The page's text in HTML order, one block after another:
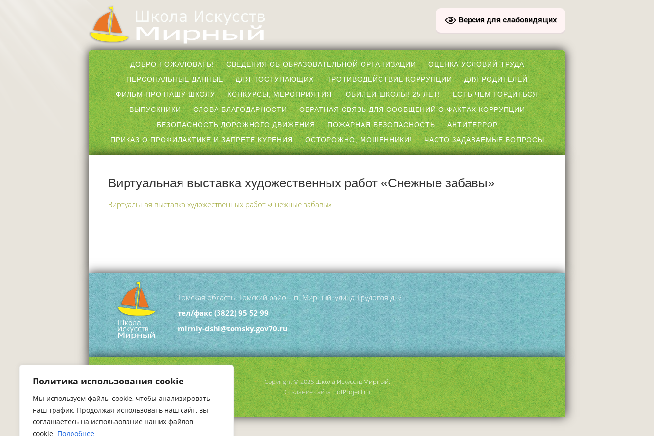
Политика использования cookie
Мы используем файлы cookie, чтобы анализировать
наш трафик. Продолжая использовать наш сайт, вы
соглашаетесь на использование наших файлов
cookie. Подробнее
Версия для слабовидящих
ДОБРО ПОЖАЛОВАТЬ! СВЕДЕНИЯ ОБ ОБРАЗОВАТЕЛЬНОЙ ОРГАНИЗАЦИИ
ОЦЕНКА УСЛОВИЙ ТРУДА
ПЕРСОНАЛЬНЫЕ ДАННЫЕ
ДЛЯ ПОСТУПАЮЩИХ ПРОТИВОДЕЙСТВИЕ КОРРУПЦИИ
ДЛЯ РОДИТЕЛЕЙ
ФИЛЬМ ПРО НАШУ ШКОЛУ
КОНКУРСЫ, МЕРОПРИЯТИЯ ЮБИЛЕЙ ШКОЛЫ! 25 ЛЕТ!
ЕСТЬ ЧЕМ ГОРДИТЬСЯ
ВЫПУСКНИКИ
СЛОВА БЛАГОДАРНОСТИ
ОБРАТНАЯ СВЯЗЬ ДЛЯ СООБЩЕНИЙ О ФАКТАХ КОРРУПЦИИ
БЕЗОПАСНОСТЬ ДОРОЖНОГО ДВИЖЕНИЯ
ПОЖАРНАЯ БЕЗОПАСНОСТЬ
АНТИТЕРРОР
ПРИКАЗ О ПРОФИЛАКТИКЕ И ЗАПРЕТЕ КУРЕНИЯ
ОСТОРОЖНО, МОШЕННИКИ! ЧАСТО ЗАДАВАЕМЫЕ ВОПРОСЫ
Виртуальная выставка художественных работ «Снежные забавы»
Виртуальная выставка художественных работ «Снежные забавы»
Томская область, Томский район, п. Мирный, улица Трудовая д. 2
тел/факс(3822) 95 52 99
mirniy-dshi@tomsky.gov70.ru
Copyright © 2026Школа Искусств Мирный.
Создание сайтаHotProject.ru